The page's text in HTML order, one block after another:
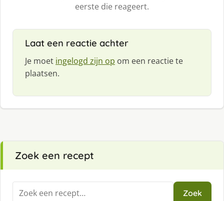
eerste die reageert.
Laat een reactie achter
Je moet ingelogd zijn op om een reactie te
plaatsen.
Zoek een recept
Zoeken
Zoek